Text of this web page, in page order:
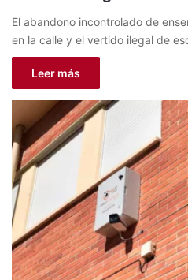
El abandono incontrolado de
en la calle y el vertido ilegal de
Leer más